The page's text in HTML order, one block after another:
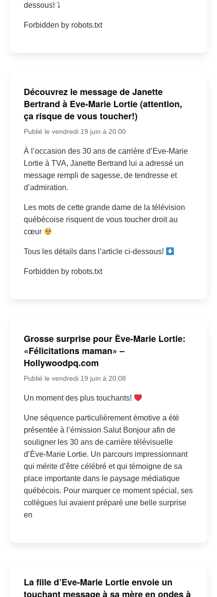
dessous! ⤵
Forbidden by robots.txt
Découvrez le message de Janette
Bertrand à Eve-Marie Lortie (attention,
ça risque de vous toucher!)
Publié le vendredi 19 juin à 20:00
À l’occasion des 30 ans de carrière d’Eve-Marie
Lortie à TVA, Janette Bertrand lui a adressé un
message rempli de sagesse, de tendresse et
d’admiration.
Les mots de cette grande dame de la télévision
québécoise risquent de vous toucher droit au
cœur
Tous les détails dans l’article ci-dessous!
Forbidden by robots.txt
Grosse surprise pour Ève-Marie Lortie:
«Félicitations maman» –
Hollywoodpq.com
Publié le vendredi 19 juin à 20:08
Un moment des plus touchants!
Une séquence particulièrement émotive a été
présentée à l’émission Salut Bonjour afin de
souligner les 30 ans de carrière télévisuelle
d’Ève-Marie Lortie. Un parcours impressionnant
qui mérite d’être célébré et qui témoigne de sa
place importante dans le paysage médiatique
québécois. Pour marquer ce moment spécial, ses
collègues lui avaient préparé une belle surprise
en
La fille d’Eve-Marie Lortie envoie un
touchant message à sa mère en ondes à